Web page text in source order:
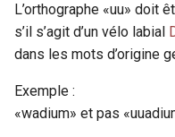
keywords
lb
L’orthographe «uu» doit
s’il s’agit d’un vélo labial
dans les mots d’origine
Exemple :
«wadium» et pas